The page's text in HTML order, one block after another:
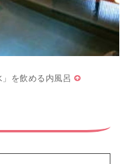
を飲める内風呂